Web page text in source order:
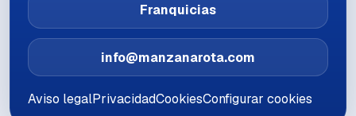
Franquicias
info@manzanarota.com
Aviso legalPrivacidadCookiesConfigurar cookies